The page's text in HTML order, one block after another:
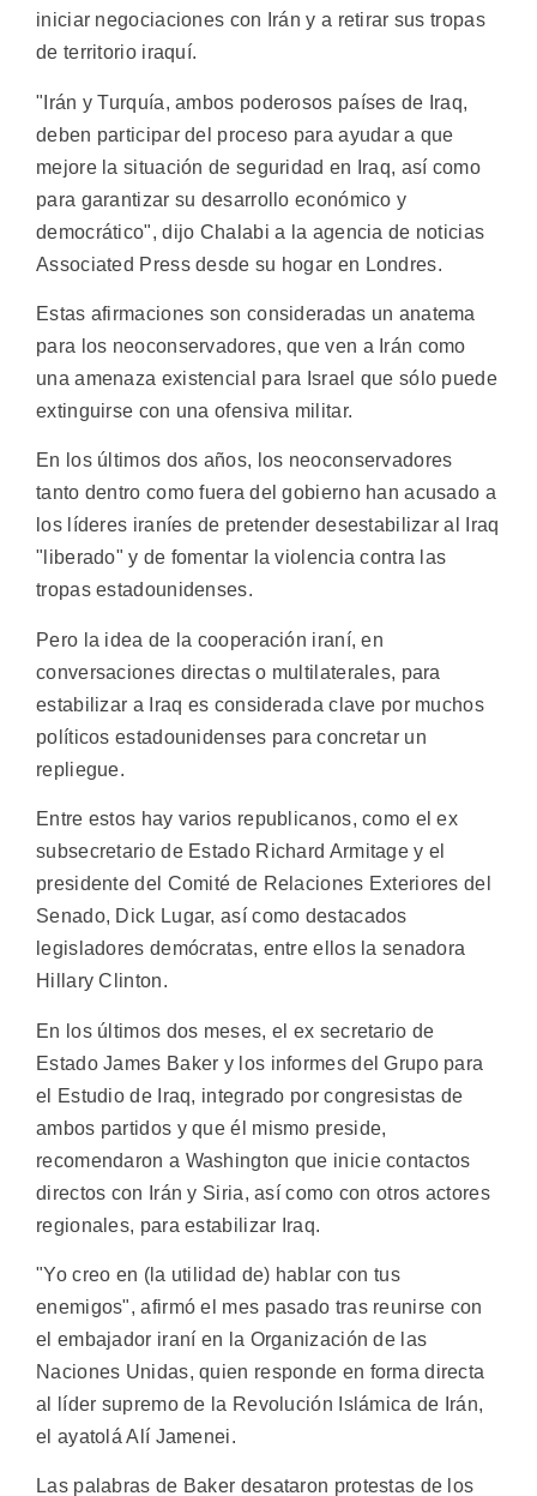
iniciar negociaciones con Irán y a retirar sus tropas
de territorio iraquí.
"Irán y Turquía, ambos poderosos países de Iraq,
deben participar del proceso para ayudar a que
mejore la situación de seguridad en Iraq, así como
para garantizar su desarrollo económico y
democrático", dijo Chalabi a la agencia de noticias
Associated Press desde su hogar en Londres.
Estas afirmaciones son consideradas un anatema
para los neoconservadores, que ven a Irán como
una amenaza existencial para Israel que sólo puede
extinguirse con una ofensiva militar.
En los últimos dos años, los neoconservadores
tanto dentro como fuera del gobierno han acusado a
los líderes iraníes de pretender desestabilizar al Iraq
"liberado" y de fomentar la violencia contra las
tropas estadounidenses.
Pero la idea de la cooperación iraní, en
conversaciones directas o multilaterales, para
estabilizar a Iraq es considerada clave por muchos
políticos estadounidenses para concretar un
repliegue.
Entre estos hay varios republicanos, como el ex
subsecretario de Estado Richard Armitage y el
presidente del Comité de Relaciones Exteriores del
Senado, Dick Lugar, así como destacados
legisladores demócratas, entre ellos la senadora
Hillary Clinton.
En los últimos dos meses, el ex secretario de
Estado James Baker y los informes del Grupo para
el Estudio de Iraq, integrado por congresistas de
ambos partidos y que él mismo preside,
recomendaron a Washington que inicie contactos
directos con Irán y Siria, así como con otros actores
regionales, para estabilizar Iraq.
"Yo creo en (la utilidad de) hablar con tus
enemigos", afirmó el mes pasado tras reunirse con
el embajador iraní en la Organización de las
Naciones Unidas, quien responde en forma directa
al líder supremo de la Revolución Islámica de Irán,
el ayatolá Alí Jamenei.
Las palabras de Baker desataron protestas de los